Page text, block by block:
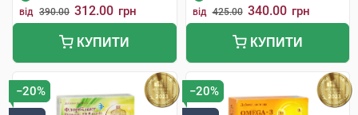
від 390.00 312.00 грн
КУПИТИ
від 425.00 340.00 грн
КУПИТИ
−20% −20%